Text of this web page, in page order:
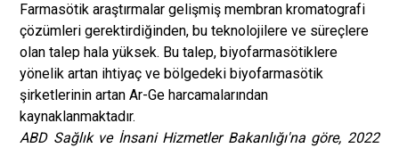
Farmasötik araştırmalar gelişmiş membran kromatografi
çözümleri gerektirdiğinden, bu teknolojilere ve süreçlere
olan talep hala yüksek. Bu talep, biyofarmasötiklere
yönelik artan ihtiyaç ve bölgedeki biyofarmasötik
şirketlerinin artan Ar-Ge harcamalarından
kaynaklanmaktadır.
ABD Sağlık ve İnsani Hizmetler Bakanlığı'na göre, 2022